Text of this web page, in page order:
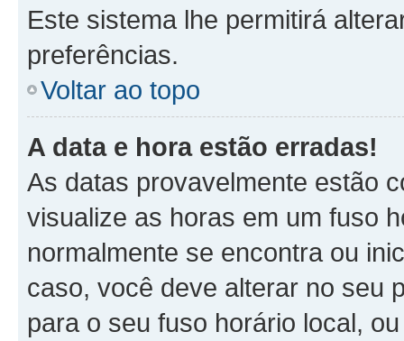
Este sistema lhe permitirá
preferências.
Voltar ao topo
A data e hora estão erradas!
As datas provavelmente estão
visualize as horas em um fuso
normalmente se encontra ou
caso, você deve alterar no seu
para o seu fuso horário local,